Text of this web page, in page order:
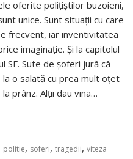
oferite polițiștilor buzoieni,
unice. Sunt situații cu care
frecvent, iar inventivitatea
imaginație. Și la capitolul
SF. Sute de șoferi jură că
o salată cu prea mult oțet
prânz. Alții dau vina…
politie, soferi,tragedii,viteza